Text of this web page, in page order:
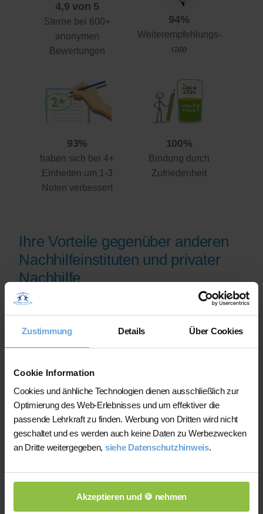
Zustimmung Details Über Cookies
Cookie Information
Cookies und änhliche Technologien dienen ausschließlich zur
Optimierung des Web-Erlebnisses und um effektiver die
passende Lehrkraft zu finden. Werbung von Dritten wird nicht
geschaltet und es werden auch keine Daten zu Werbezwecken
an Dritte weitergegeben, siehe Datenschutzhinweis.
Akzeptieren und 🍪 nehmen
4,9 von 5
Sterne bei 600+
anonymen
Bewertungen
94%
Weiterempfehlungs-
rate
93%
haben sich bei 4+
Einheiten um 1-3
Noten verbessert
100%
Bindung durch
Zufriedenheit
Ihre Vorteile gegenüber anderen
Nachhilfeinstituten und privater
Nachhilfe
Qualifikationsnachweise vor der
Freischaltung geprüft werden.
Nachhilfe-Team.net unterstützt Sie dabei,
möglichst schnell eine zu Ihrem Bedarf
passende Lehrkraft zu finden. Bei einem
Ausfall können Sie auf Wunsch bei der
Vermittlung einer anderen Lehrkraft
unterstützt werden.
ihren Unterricht eigenständig.
Die jeweilige Lehrkraft stimmt Lernziele,